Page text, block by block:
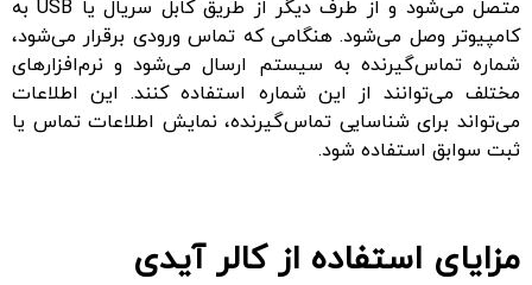
متصل می‌شود و از طرف دیگر از طریق کابل سریال یا USB به
کامپیوتر وصل می‌شود. هنگامی که تماس ورودی برقرار می‌شود،
شماره تماس‌گیرنده به سیستم ارسال می‌شود و نرم‌افزارهای
مختلف می‌توانند از این شماره استفاده کنند. این اطلاعات
می‌تواند برای شناسایی تماس‌گیرنده، نمایش اطلاعات تماس یا
ثبت سوابق استفاده شود.
مزایای استفاده از کالر آیدی